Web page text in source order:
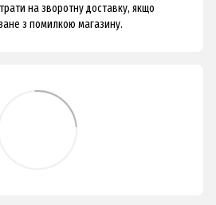
на зворотну доставку, якщо
з помилкою магазину.